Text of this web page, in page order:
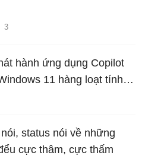
3
hành ứng dụng Copilot
11 hàng loạt tính
Ích
status nói về những
cực thâm, cực thấm